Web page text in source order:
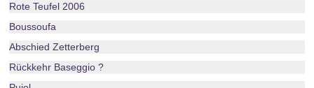
Rote Teufel 2006
Boussoufa
Abschied Zetterberg
Rückkehr Baseggio ?